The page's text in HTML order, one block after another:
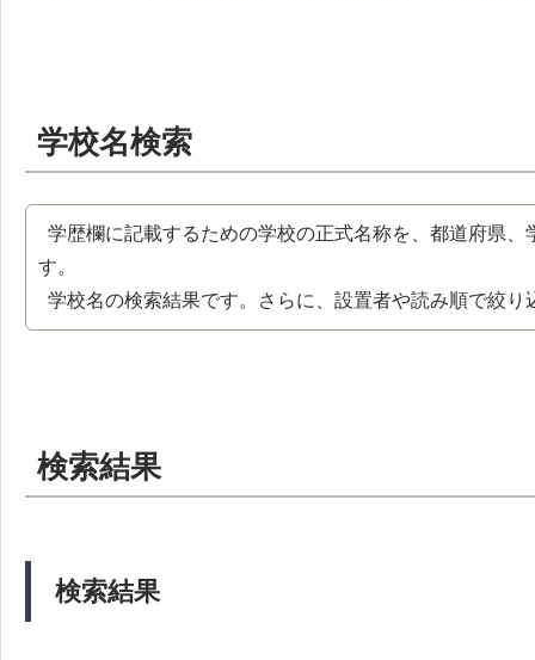
学校名検索
学歴欄に記載するための学校の正式名称を、都道府県
す。
学校名の検索結果です。さらに、設置者や読み順で絞り
検索結果
検索結果